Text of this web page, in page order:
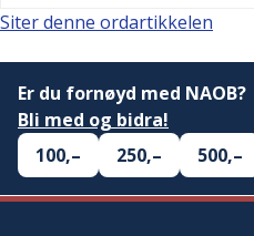
Siter denne ordartikkelen
Er du fornøyd med NAOB?
Bli med og bidra!
100,–
250,– 500,–